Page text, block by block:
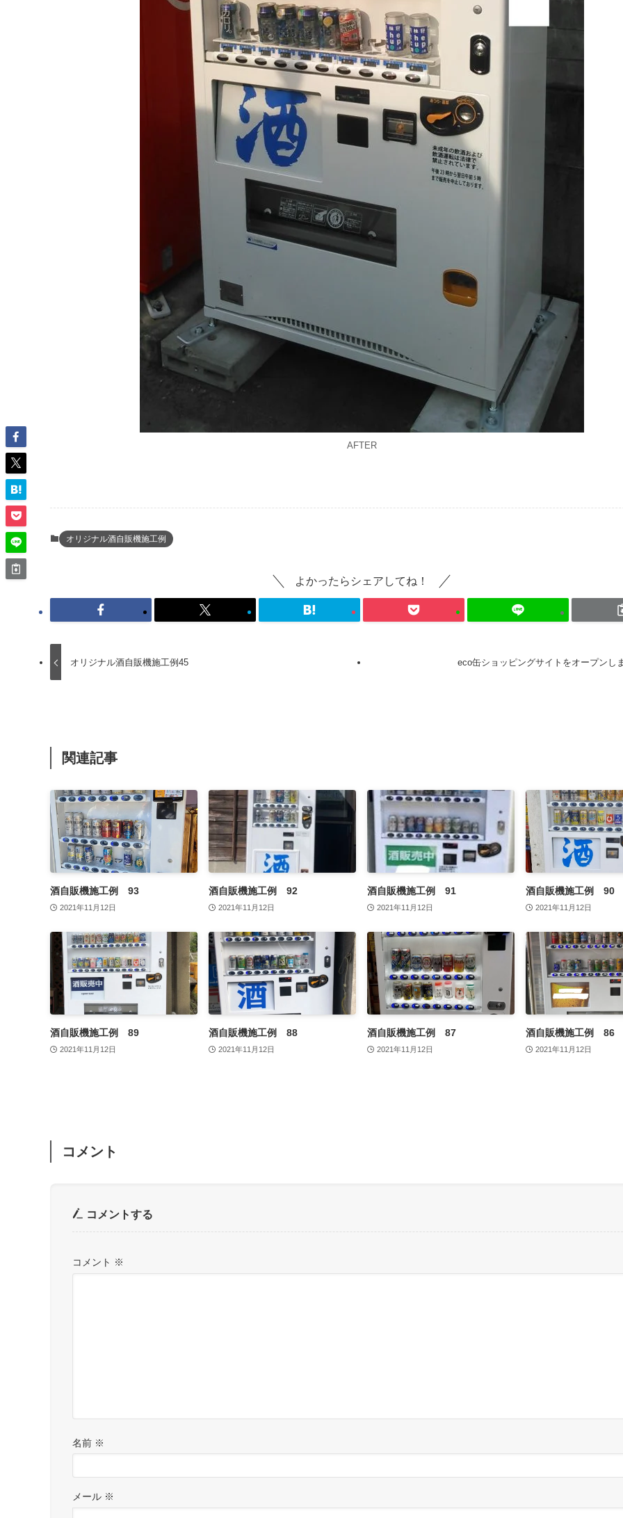
AFTER
オリジナル酒自販機施工例
よかったらシェアしてね！
オリジナル酒自販機施工例45 eco缶ショッピングサイトをオープンし
関連記事
酒自販機施工例 93
2021年11月12日
酒自販機施工例 92
2021年11月12日
酒自販機施工例 91
2021年11月12日
酒自販機施工例 90
2021年11月12日
酒自販機施工例 89
2021年11月12日
酒自販機施工例 88
2021年11月12日
酒自販機施工例 87
2021年11月12日
酒自販機施工例 86
2021年11月12日
コメント
コメントする
コメント ※
名前 ※
メール ※